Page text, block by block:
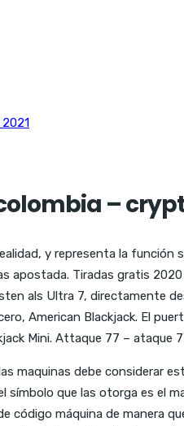
–
y representa la función
apostada. Tiradas gratis
als Ultra 7, directamente
American Blackjack. El
Mini. Attaque 77 –
maquinas debe considerar
que las otorga es el
código máquina de manera